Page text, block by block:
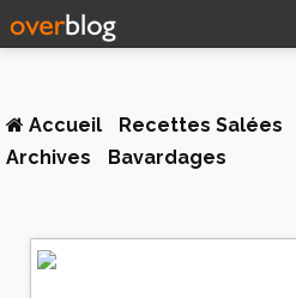
Accueil Recettes Salées
Archives
Bavardages
<
<